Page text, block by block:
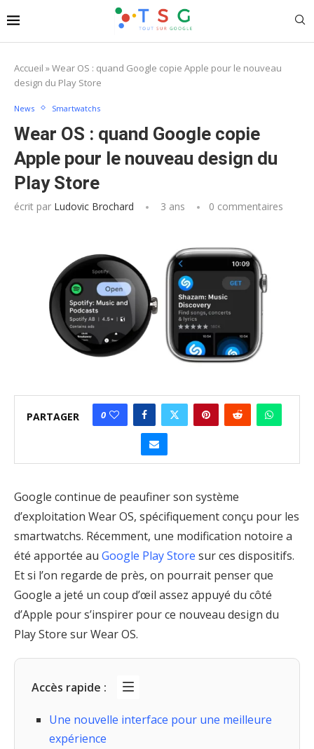
Accueil »Wear OS : quand Google copie Apple pour le nouveau
design du Play Store
News Smartwatchs
Wear OS : quand Google copie
Apple pour le nouveau design du
Play Store
écrit par Ludovic Brochard 3 ans 0 commentaires
PARTAGER 0
Google continue de peaufiner son système
d’exploitation Wear OS, spécifiquement conçu pour les
smartwatchs. Récemment, une modification notoire a
été apportée au Google Play Store sur ces dispositifs.
Et si l’on regarde de près, on pourrait penser que
Google a jeté un coup d’œil assez appuyé du côté
d’Apple pour s’inspirer pour ce nouveau design du
Play Store sur Wear OS.
Accès rapide :
Une nouvelle interface pour une meilleure
expérience